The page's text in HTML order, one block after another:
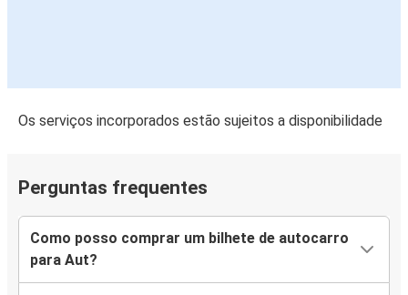
Os serviços incorporados estão sujeitos a disponibilidade
Perguntas frequentes
Como posso comprar um bilhete de autocarro
para Aut?